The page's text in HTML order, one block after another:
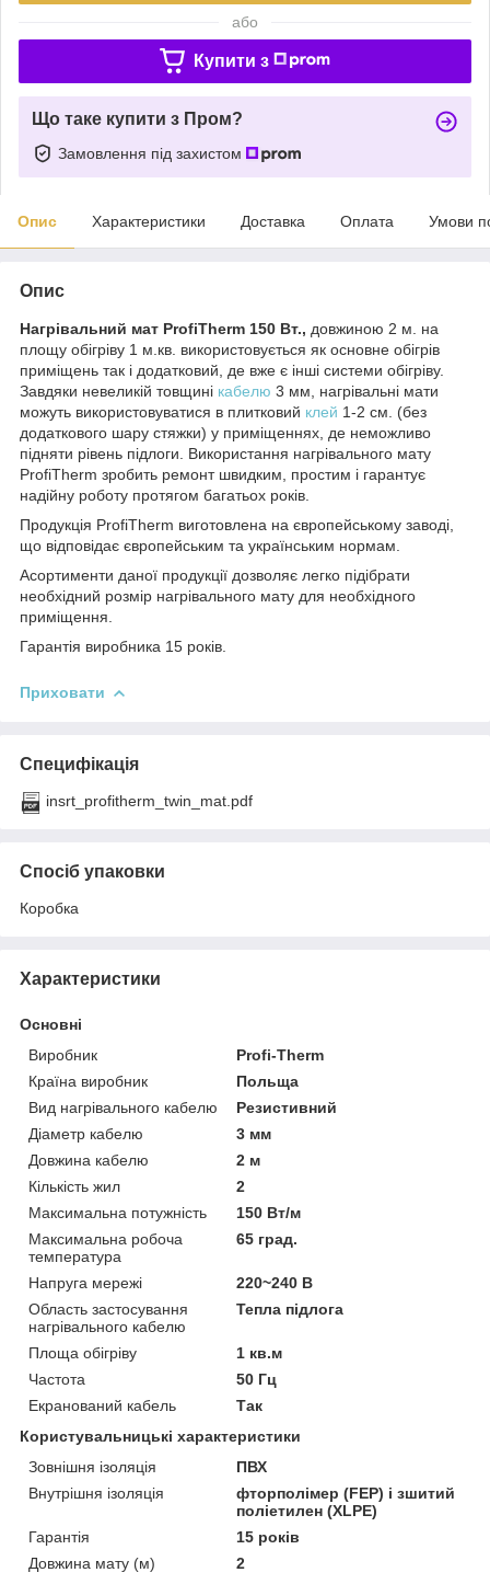
або
Купити з
Що таке купити з Пром?
Замовлення під захистом
Опис Характеристики Доставка Оплата Умови
Опис
Нагрівальний мат ProfiTherm 150 Вт., довжиною 2 м. на
площу обігріву 1 м.кв. використовується як основне обігрів
приміщень так і додатковий, де вже є інші системи обігріву.
Завдяки невеликій товщині кабелю 3 мм, нагрівальні мати
можуть використовуватися в плитковий клей 1-2 см. (без
додаткового шару стяжки) у приміщеннях, де неможливо
підняти рівень підлоги. Використання нагрівального мату
ProfiTherm зробить ремонт швидким, простим і гарантує
надійну роботу протягом багатьох років.
Продукція ProfiTherm виготовлена на європейському заводі,
що відповідає європейським та українським нормам.
Асортименти даної продукції дозволяє легко підібрати
необхідний розмір нагрівального мату для необхідного
приміщення.
Гарантія виробника 15 років.
Приховати
Специфікація
insrt_profitherm_twin_mat.pdf
Спосіб упаковки
Коробка
Характеристики
Основні
Виробник
Profi-Therm
Країна виробник
Польща
Вид нагрівального кабелю
Резистивний
Діаметр кабелю
3 мм
Довжина кабелю
2 м
Кількість жил
2
Максимальна потужність
150 Вт/м
Максимальна робоча
температура
65 град.
Напруга мережі
220~240 В
Область застосування
нагрівального кабелю
Тепла підлога
Площа обігріву
1 кв.м
Частота
50 Гц
Екранований кабель
Так
Користувальницькі характеристики
Зовнішня ізоляція
ПВХ
Внутрішня ізоляція
фторполімер (FEP) і зшитий
поліетилен (XLPE)
Гарантія
15 років
Довжина мату (м)
2